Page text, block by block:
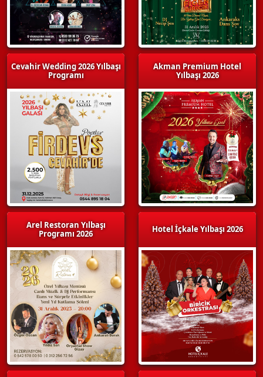
Cevahir Wedding 2026 Yılbaşı
Programı
Arel Restoran Yılbaşı
Programı 2026
Akman Premium Hotel
Yılbaşı 2026
Hotel İçkale Yılbaşı 2026